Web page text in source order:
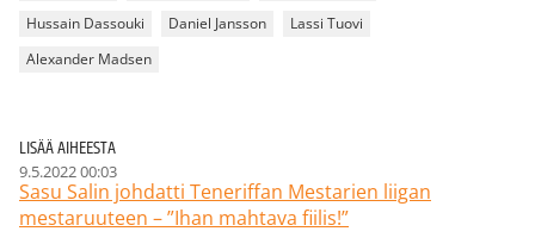
Hussain Dassouki
Daniel Jansson
Lassi Tuovi
Alexander Madsen
LISÄÄ AIHEESTA
9.5.2022 00:03
Sasu Salin johdatti Teneriffan Mestarien liigan
mestaruuteen – ”Ihan mahtava fiilis!”